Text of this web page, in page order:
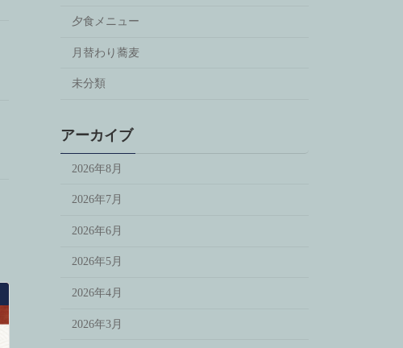
夕食メニュー
月替わり蕎麦
未分類
アーカイブ
2026年8月
2026年7月
2026年6月
2026年5月
2026年4月
2026年3月